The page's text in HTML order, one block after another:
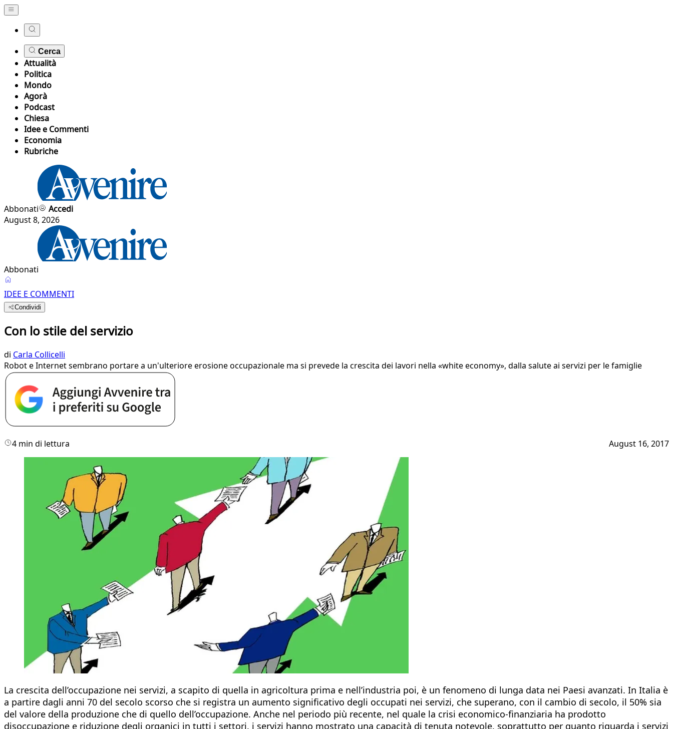
Cerca
Attualità
Politica
Mondo
Agorà
Podcast
Chiesa
Idee e Commenti
Economia
Rubriche
Abbonati
Accedi
August 8, 2026
Abbonati
IDEE E COMMENTI
Condividi
Con lo stile del servizio
di Carla Collicelli
Robot e Internet sembrano portare a un'ulteriore erosione occupazionale ma si prevede la crescita dei lavori nella «white economy», dalla salute ai servizi per le famiglie
4 min di lettura August 16, 2017
La crescita dell’occupazione nei servizi, a scapito di quella in agricoltura prima e nell’industria poi, è un fenomeno di lunga data nei Paesi avanzati. In Italia è
a partire dagli anni 70 del secolo scorso che si registra un aumento significativo degli occupati nei servizi, che superano, con il cambio di secolo, il 50% sia
del valore della produzione che di quello dell’occupazione. Anche nel periodo più recente, nel quale la crisi economico-finanziaria ha prodotto
disoccupazione e riduzione degli organici in tutti i settori, i servizi hanno mostrato una capacità di tenuta notevole, soprattutto per quanto riguarda i servizi